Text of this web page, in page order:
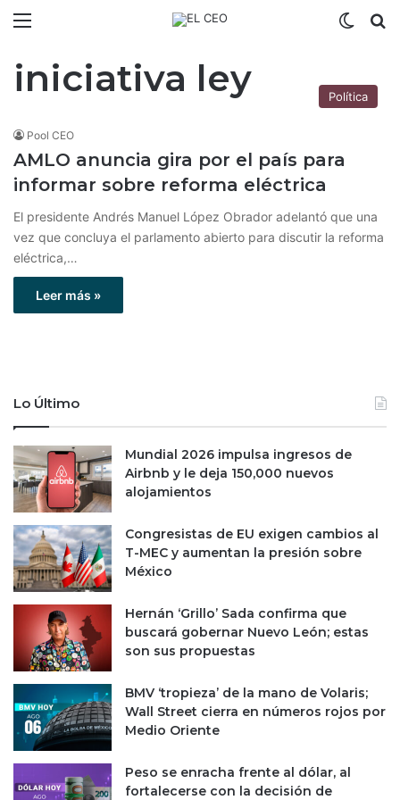
iniciativa ley Política
Pool CEO
AMLO anuncia gira por el país para
informar sobre reforma eléctrica
El presidente Andrés Manuel López Obrador adelantó que una
vez que concluya el parlamento abierto para discutir la reforma
eléctrica,…
Leer más »
Lo Último
Mundial 2026 impulsa ingresos de
Airbnb y le deja 150,000 nuevos
alojamientos
Congresistas de EU exigen cambios al
T-MEC y aumentan la presión sobre
México
Hernán ‘Grillo’ Sada confirma que
buscará gobernar Nuevo León; estas
son sus propuestas
BMV ‘tropieza’ de la mano de Volaris;
Wall Street cierra en números rojos por
Medio Oriente
Peso se enracha frente al dólar, al
fortalecerse con la decisión de